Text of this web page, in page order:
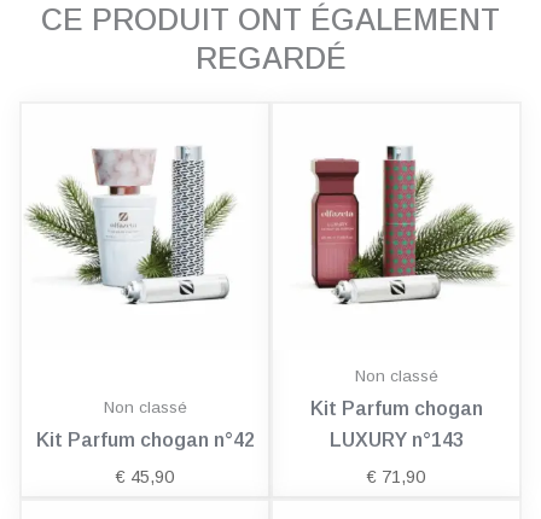
CE PRODUIT ONT ÉGALEMENT
REGARDÉ
Non classé
Kit Parfum chogan n°42
€ 45,90
Non classé
Kit Parfum chogan
LUXURY n°143
€ 71,90